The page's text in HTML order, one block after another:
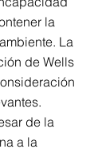
la
La
de Wells
de la
a la